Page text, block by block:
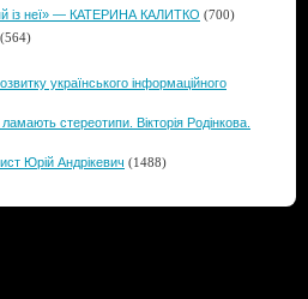
із неї» — КАТЕРИНА КАЛИТКО (700)
(564)
українського інформаційного
стереотипи. Вікторія Родінкова.
Юрій Андрікевич (1488)